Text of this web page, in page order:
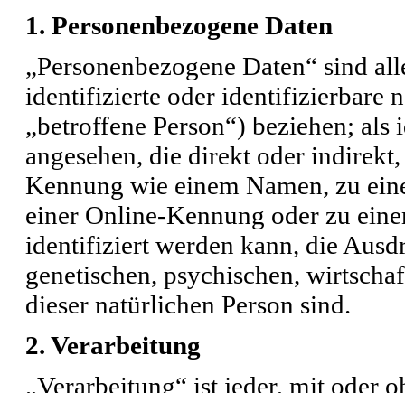
1. Personenbezogene Daten
„Personenbezogene Daten“ sind
identifizierte oder identifizierbare
„betroffene Person“) beziehen;
angesehen, die direkt oder
Kennung wie einem Namen, zu
einer Online-Kennung oder zu
identifiziert werden kann, die
genetischen, psychischen,
dieser natürlichen Person sind.
2. Verarbeitung
„Verarbeitung“ ist jeder, mit oder